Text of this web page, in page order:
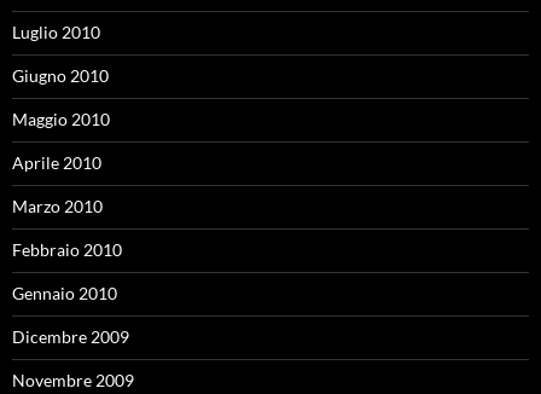
Luglio 2010
Giugno 2010
Maggio 2010
Aprile 2010
Marzo 2010
Febbraio 2010
Gennaio 2010
Dicembre 2009
Novembre 2009